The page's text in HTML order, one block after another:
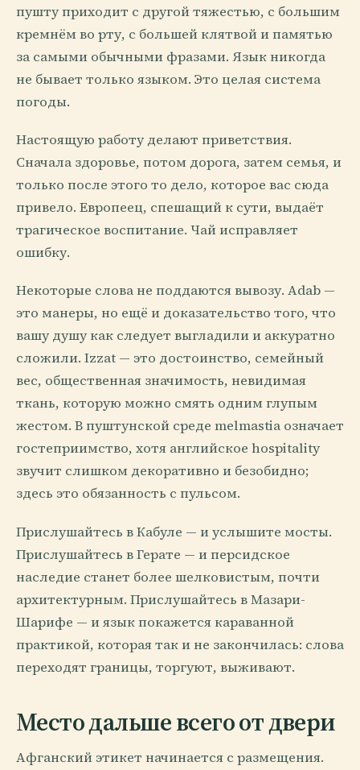
пушту приходит с другой тяжестью, с большим
кремнём во рту, с большей клятвой и памятью
за самыми обычными фразами. Язык никогда
не бывает только языком. Это целая система
погоды.
Настоящую работу делают приветствия.
Сначала здоровье, потом дорога, затем семья, и
только после этого то дело, которое вас сюда
привело. Европеец, спешащий к сути, выдаёт
трагическое воспитание. Чай исправляет
ошибку.
Некоторые слова не поддаются вывозу. Adab —
это манеры, но ещё и доказательство того, что
вашу душу как следует выгладили и аккуратно
сложили. Izzat — это достоинство, семейный
вес, общественная значимость, невидимая
ткань, которую можно смять одним глупым
жестом. В пуштунской среде melmastia означает
гостеприимство, хотя английское hospitality
звучит слишком декоративно и безобидно;
здесь это обязанность с пульсом.
Прислушайтесь в Кабуле — и услышите мосты.
Прислушайтесь в Герате — и персидское
наследие станет более шелковистым, почти
архитектурным. Прислушайтесь в Мазари-
Шарифе — и язык покажется караванной
практикой, которая так и не закончилась: слова
переходят границы, торгуют, выживают.
Место дальше всего от двери
Афганский этикет начинается с размещения.